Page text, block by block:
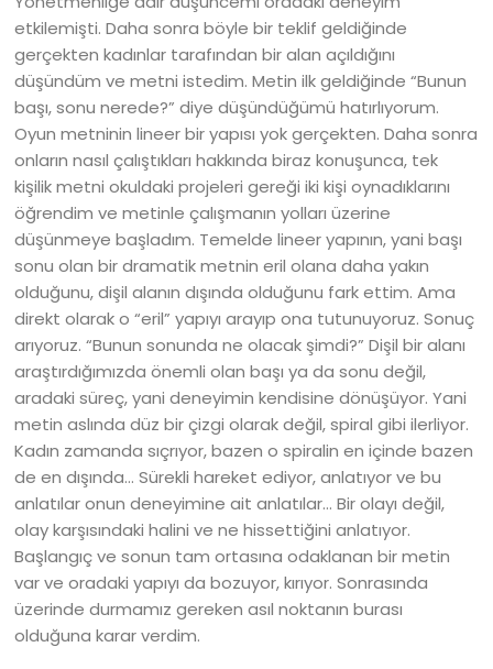
etkilemişti. Daha sonra böyle bir teklif geldiğinde
gerçekten kadınlar tarafından bir alan açıldığını
düşündüm ve metni istedim. Metin ilk geldiğinde “Bunun
başı, sonu nerede?” diye düşündüğümü hatırlıyorum.
Oyun metninin lineer bir yapısı yok gerçekten. Daha sonra
onların nasıl çalıştıkları hakkında biraz konuşunca, tek
kişilik metni okuldaki projeleri gereği iki kişi oynadıklarını
öğrendim ve metinle çalışmanın yolları üzerine
düşünmeye başladım. Temelde lineer yapının, yani başı
sonu olan bir dramatik metnin eril olana daha yakın
olduğunu, dişil alanın dışında olduğunu fark ettim. Ama
direkt olarak o “eril” yapıyı arayıp ona tutunuyoruz. Sonuç
arıyoruz. “Bunun sonunda ne olacak şimdi?” Dişil bir alanı
araştırdığımızda önemli olan başı ya da sonu değil,
aradaki süreç, yani deneyimin kendisine dönüşüyor. Yani
metin aslında düz bir çizgi olarak değil, spiral gibi ilerliyor.
Kadın zamanda sıçrıyor, bazen o spiralin en içinde bazen
de en dışında… Sürekli hareket ediyor, anlatıyor ve bu
anlatılar onun deneyimine ait anlatılar… Bir olayı değil,
olay karşısındaki halini ve ne hissettiğini anlatıyor.
Başlangıç ve sonun tam ortasına odaklanan bir metin
var ve oradaki yapıyı da bozuyor, kırıyor. Sonrasında
üzerinde durmamız gereken asıl noktanın burası
olduğuna karar verdim.